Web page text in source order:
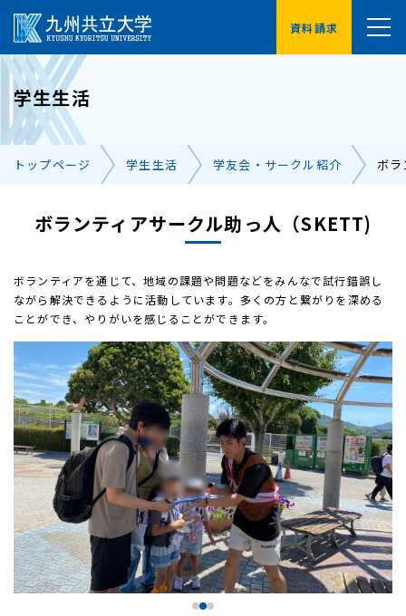
資料請求
受験生の方へ
卒業生の方へ 保護者の方へ
企業・地域の方へ 交通アクセス
学生生活
トップページ 学生生活 学友会・サークル紹介 ボ
ボランティアサークル助っ人（SKETT)
ボランティアを通じて、地域の課題や問題などをみんなで試行錯誤し
ながら解決できるように活動しています。多くの方と繋がりを深める
ことができ、やりがいを感じることができます。